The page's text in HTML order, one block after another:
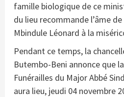
famille biologique de ce
du lieu recommande l’âme de
Mbindule Léonard à la
Pendant ce temps, la
Butembo-Beni annonce que
Funérailles du Major Abbé
aura lieu, jeudi 04 novembre